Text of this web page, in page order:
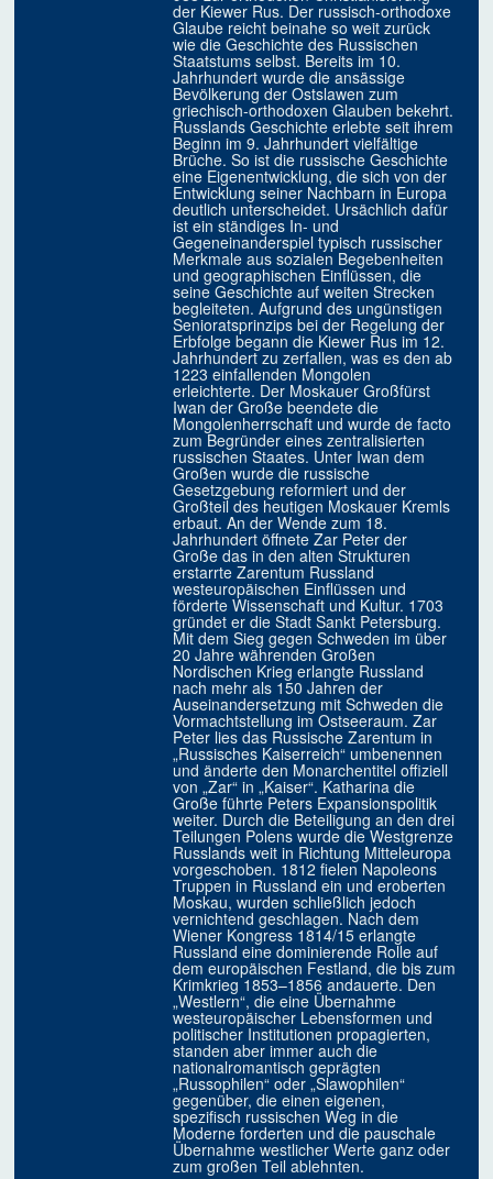
der Kiewer Rus. Der russisch-orthodoxe
Glaube reicht beinahe so weit zurück
wie die Geschichte des Russischen
Staatstums selbst. Bereits im 10.
Jahrhundert wurde die ansässige
Bevölkerung der Ostslawen zum
griechisch-orthodoxen Glauben bekehrt.
Russlands Geschichte erlebte seit ihrem
Beginn im 9. Jahrhundert vielfältige
Brüche. So ist die russische Geschichte
eine Eigenentwicklung, die sich von der
Entwicklung seiner Nachbarn in Europa
deutlich unterscheidet. Ursächlich dafür
ist ein ständiges In- und
Gegeneinanderspiel typisch russischer
Merkmale aus sozialen Begebenheiten
und geographischen Einflüssen, die
seine Geschichte auf weiten Strecken
begleiteten. Aufgrund des ungünstigen
Senioratsprinzips bei der Regelung der
Erbfolge begann die Kiewer Rus im 12.
Jahrhundert zu zerfallen, was es den ab
1223 einfallenden Mongolen
erleichterte. Der Moskauer Großfürst
Iwan der Große beendete die
Mongolenherrschaft und wurde de facto
zum Begründer eines zentralisierten
russischen Staates. Unter Iwan dem
Großen wurde die russische
Gesetzgebung reformiert und der
Großteil des heutigen Moskauer Kremls
erbaut. An der Wende zum 18.
Jahrhundert öffnete Zar Peter der
Große das in den alten Strukturen
erstarrte Zarentum Russland
westeuropäischen Einflüssen und
förderte Wissenschaft und Kultur. 1703
gründet er die Stadt Sankt Petersburg.
Mit dem Sieg gegen Schweden im über
20 Jahre währenden Großen
Nordischen Krieg erlangte Russland
nach mehr als 150 Jahren der
Auseinandersetzung mit Schweden die
Vormachtstellung im Ostseeraum. Zar
Peter lies das Russische Zarentum in
„Russisches Kaiserreich“ umbenennen
und änderte den Monarchentitel offiziell
von „Zar“ in „Kaiser“. Katharina die
Große führte Peters Expansionspolitik
weiter. Durch die Beteiligung an den drei
Teilungen Polens wurde die Westgrenze
Russlands weit in Richtung Mitteleuropa
vorgeschoben. 1812 fielen Napoleons
Truppen in Russland ein und eroberten
Moskau, wurden schließlich jedoch
vernichtend geschlagen. Nach dem
Wiener Kongress 1814/15 erlangte
Russland eine dominierende Rolle auf
dem europäischen Festland, die bis zum
Krimkrieg 1853–1856 andauerte. Den
„Westlern“, die eine Übernahme
westeuropäischer Lebensformen und
politischer Institutionen propagierten,
standen aber immer auch die
nationalromantisch geprägten
„Russophilen“ oder „Slawophilen“
gegenüber, die einen eigenen,
spezifisch russischen Weg in die
Moderne forderten und die pauschale
Übernahme westlicher Werte ganz oder
zum großen Teil ablehnten.